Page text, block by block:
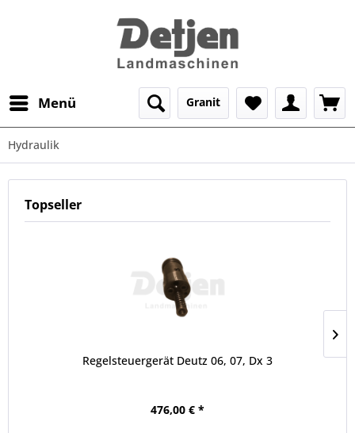
Menü Granit
Hydraulik
Topseller
Regelsteuergerät Deutz 06, 07, Dx 3
476,00 € *